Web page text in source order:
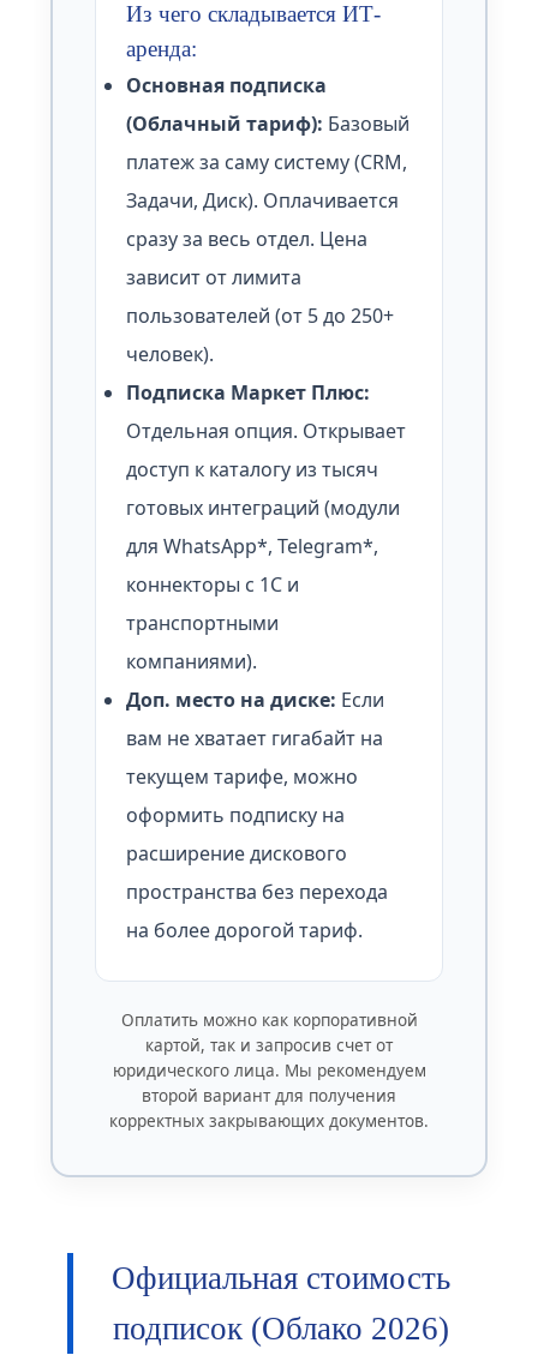
Из чего складывается ИТ-
аренда:
Основная подписка
(Облачный тариф): Базовый
платеж за саму систему (CRM,
Задачи, Диск). Оплачивается
сразу за весь отдел. Цена
зависит от лимита
пользователей (от 5 до 250+
человек).
Подписка Маркет Плюс:
Отдельная опция. Открывает
доступ к каталогу из тысяч
готовых интеграций (модули
для WhatsApp*, Telegram*,
коннекторы с 1С и
транспортными
компаниями).
Доп. место на диске: Если
вам не хватает гигабайт на
текущем тарифе, можно
оформить подписку на
расширение дискового
пространства без перехода
на более дорогой тариф.
Оплатить можно как корпоративной
картой, так и запросив счет от
юридического лица. Мы рекомендуем
второй вариант для получения
корректных закрывающих документов.
Официальная стоимость
подписок (Облако 2026)